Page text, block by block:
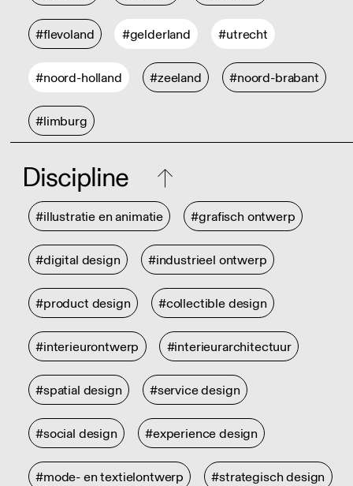
#flevoland #gelderland #utrecht
#noord-holland #zeeland #noord-brabant
#limburg
Discipline
#illustratie en animatie #grafisch ontwerp
#digital design #industrieel ontwerp
#product design #collectible design
#interieurontwerp #interieurarchitectuur
#spatial design #service design
#social design #experience design
#mode- en textielontwerp #strategisch design